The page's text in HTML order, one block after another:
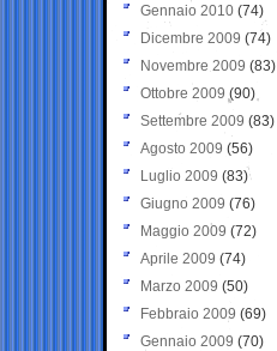
Gennaio 2010 (74)
Dicembre 2009 (74)
Novembre 2009 (83)
Ottobre 2009 (90)
Settembre 2009 (83)
Agosto 2009 (56)
Luglio 2009 (83)
Giugno 2009 (76)
Maggio 2009 (72)
Aprile 2009 (74)
Marzo 2009 (50)
Febbraio 2009 (69)
Gennaio 2009 (70)